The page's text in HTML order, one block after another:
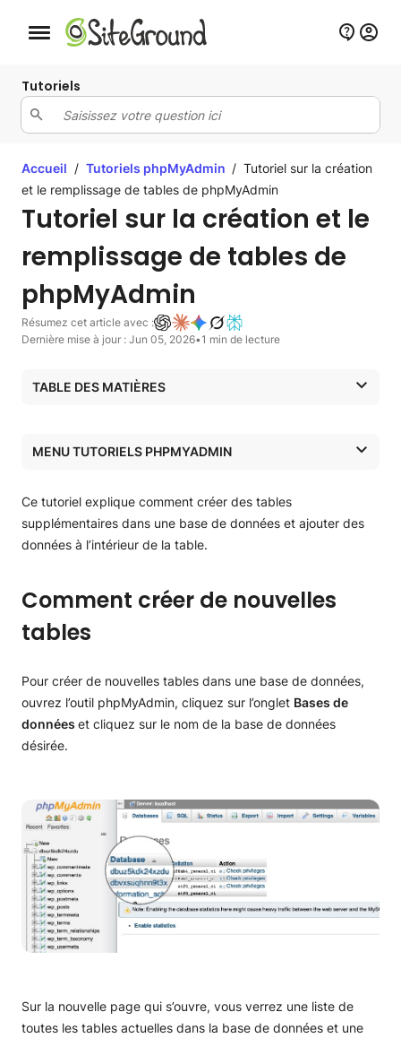
Bouton de navigation mobile
Tutoriels
Accueil / Tutoriels phpMyAdmin / Tutoriel sur la création
et le remplissage de tables de phpMyAdmin
Tutoriel sur la création et le
remplissage de tables de
phpMyAdmin
Résumez cet article avec :
Dernière mise à jour : Jun 05, 2026•1 min de lecture
TABLE DES MATIÈRES
données
MENU TUTORIELS PHPMYADMIN
Tutoriels phpMyAdmin
Installation de phpMyAdmin
Administration de phpMyAdmin
Création et le remplissage de tables
Réparer et optimiser la base de données
Opérations de phpMyAdmin
Ce tutoriel explique comment créer des tables
supplémentaires dans une base de données et ajouter des
données à l’intérieur de la table.
Comment créer de nouvelles
tables
Pour créer de nouvelles tables dans une base de données,
ouvrez l’outil phpMyAdmin, cliquez sur l’onglet Bases de
données et cliquez sur le nom de la base de données
désirée.
Sur la nouvelle page qui s’ouvre, vous verrez une liste de
toutes les tables actuelles dans la base de données et une